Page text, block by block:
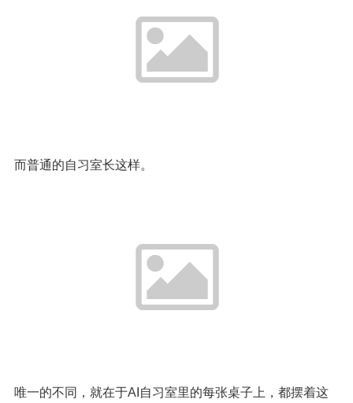
而普通的自习室长这样。
唯一的不同，就在于AI自习室里的每张桌子上，都摆着这